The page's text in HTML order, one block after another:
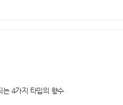
는 4가지 타입의 향수